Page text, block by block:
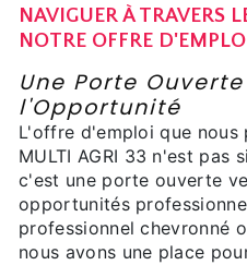
NAVIGUER À TRAVERS
NOTRE OFFRE
Une Porte
l'Opportunité
L'offre d'emploi que nous
MULTI AGRI 33 n'est pas
c'est une porte ouverte
opportunités
professionnel chevronné
nous avons une place